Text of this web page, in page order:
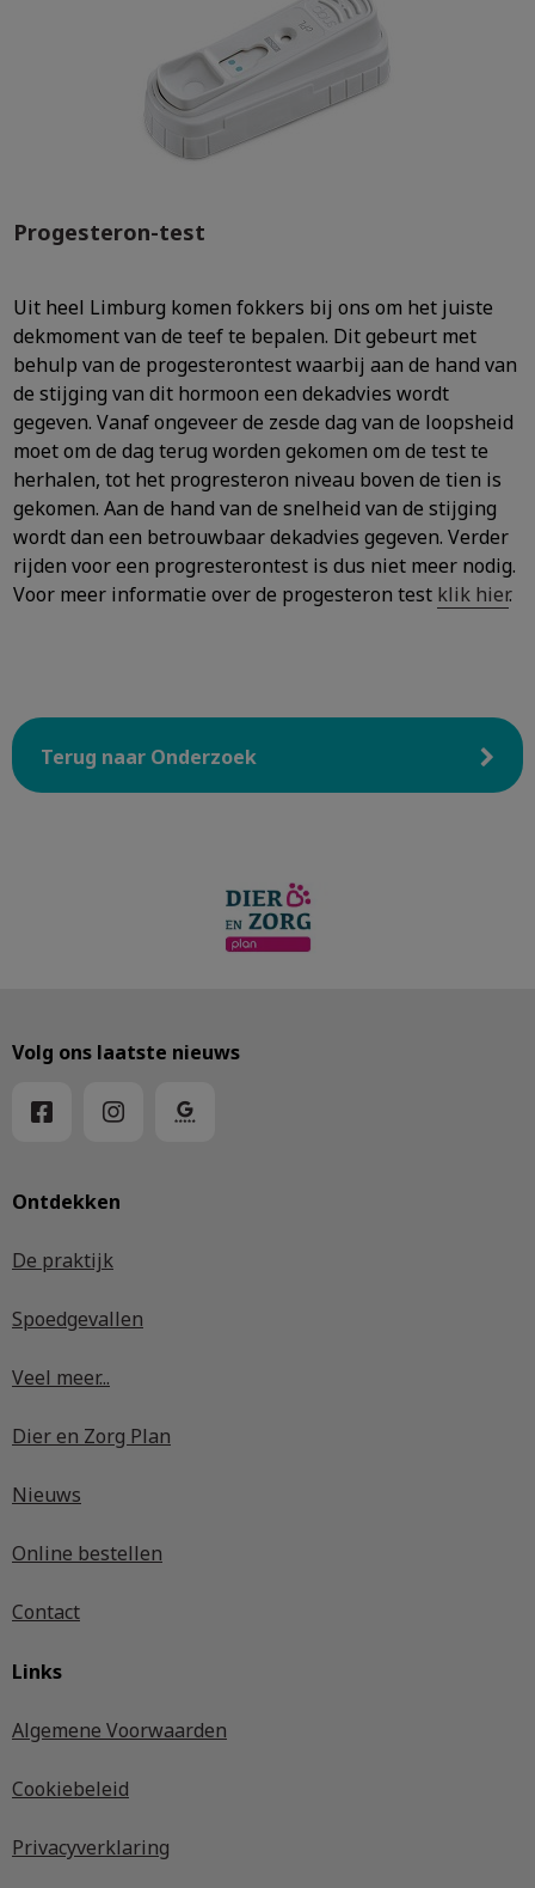
Progesteron-test
Uit heel Limburg komen fokkers bij ons om het juiste
dekmoment van de teef te bepalen. Dit gebeurt met
behulp van de progesterontest waarbij aan de hand van
de stijging van dit hormoon een dekadvies wordt
gegeven. Vanaf ongeveer de zesde dag van de loopsheid
moet om de dag terug worden gekomen om de test te
herhalen, tot het progresteron niveau boven de tien is
gekomen. Aan de hand van de snelheid van de stijging
wordt dan een betrouwbaar dekadvies gegeven. Verder
rijden voor een progresterontest is dus niet meer nodig.
Voor meer informatie over de progesteron test klik hier.
Terug naar Onderzoek
Ontdekken
De praktijk
Spoedgevallen
Veel meer...
Dier en Zorg Plan
Nieuws
Online bestellen
Contact
Links
Algemene Voorwaarden
Cookiebeleid
Privacyverklaring
Volg ons laatste nieuws